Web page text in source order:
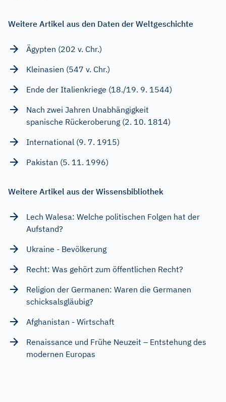
Weitere Artikel aus den Daten der Weltgeschichte
Ägypten (202 v. Chr.)
Kleinasien (547 v. Chr.)
Ende der Italienkriege (18./19. 9. 1544)
Nach zwei Jahren Unabhängigkeit
spanische Rückeroberung (2. 10. 1814)
International (9. 7. 1915)
Pakistan (5. 11. 1996)
Weitere Artikel aus der Wissensbibliothek
Lech Walesa: Welche politischen Folgen hat der
Aufstand?
Ukraine - Bevölkerung
Recht: Was gehört zum öffentlichen Recht?
Religion der Germanen: Waren die Germanen
schicksalsgläubig?
Afghanistan - Wirtschaft
Renaissance und Frühe Neuzeit – Entstehung des
modernen Europas